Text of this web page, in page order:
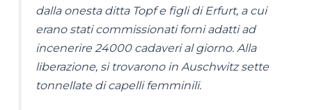
dalla onesta ditta Topf e figli di Erfurt, a cui
erano stati commissionati forni adatti ad
incenerire 24000 cadaveri al giorno. Alla
liberazione, si trovarono in Auschwitz sette
tonnellate di capelli femminili.